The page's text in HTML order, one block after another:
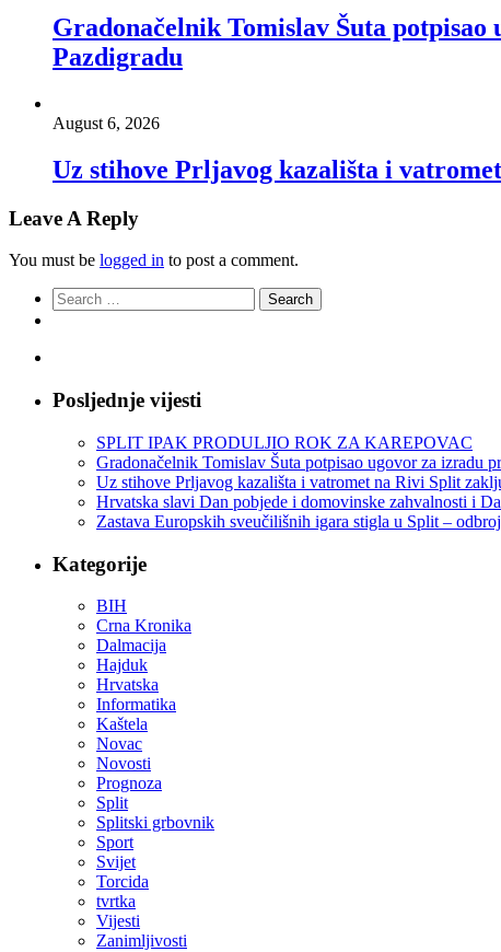
Gradonačelnik Tomislav Šuta
Pazdigradu
August 6, 2026
Uz stihove Prljavog kazališta i
Leave A Reply
You must be logged in to post a comment.
Search
for:
Posljednje vijesti
SPLIT IPAK PRODULJIO ROK ZA KAREPOVAC
Gradonačelnik Tomislav Šuta potpisao ugovor za izradu
Uz stihove Prljavog kazališta i vatromet na Rivi Split
Hrvatska slavi Dan pobjede i domovinske zahvalnosti i
Zastava Europskih sveučilišnih igara stigla u Split –
Kategorije
BIH
Crna Kronika
Dalmacija
Hajduk
Hrvatska
Informatika
Kaštela
Novac
Novosti
Prognoza
Split
Splitski grbovnik
Sport
Svijet
Torcida
tvrtka
Vijesti
Zanimljivosti